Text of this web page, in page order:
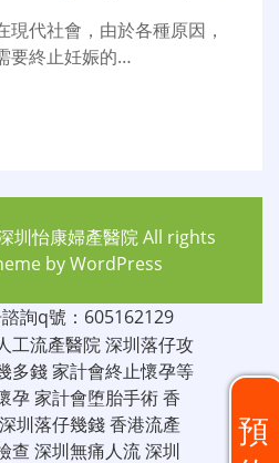
代社會，由於各種原因，
要終止妊娠的…
預
圳怡康婦產醫院All rights
byWordPress
詢q號：605162129
工流產醫院深圳落仔攻
多錢家計會終止懷孕等
孕家計會堕胎手術香
深圳落仔幾錢香港流產
查 深圳無痛人流深圳